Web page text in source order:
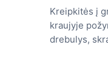
Kreipkitės į
kraujyje
drebulys,